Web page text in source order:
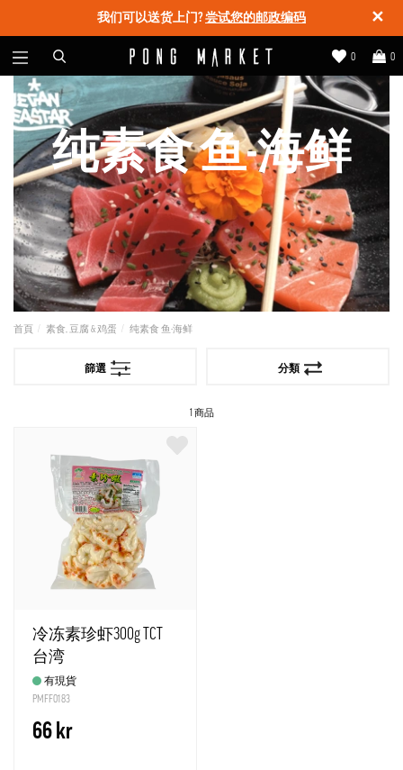
✕
我们可以送货上门?尝试您的邮政编码
0
0
纯素食 鱼-海鲜
首頁 素食, 豆腐 & 鸡蛋 纯素食 鱼-海鲜
篩選 分類
1 商品
冷冻素珍虾300g TCT
台湾
有現貨
PMFF0183
66 kr